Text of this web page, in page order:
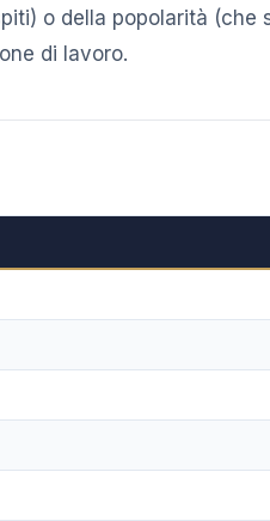
o della popolarità (che
di lavoro.